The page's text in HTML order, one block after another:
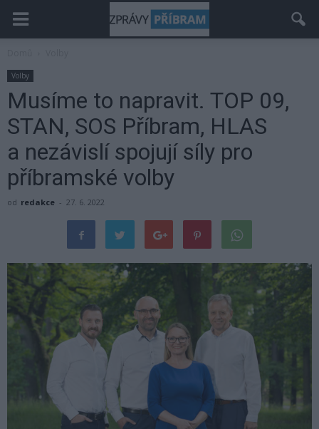
Volby
Musíme to napravit. TOP 09,
STAN, SOS Příbram, HLAS
a nezávislí spojují síly pro
příbramské volby
od redakce - 27. 6. 2022